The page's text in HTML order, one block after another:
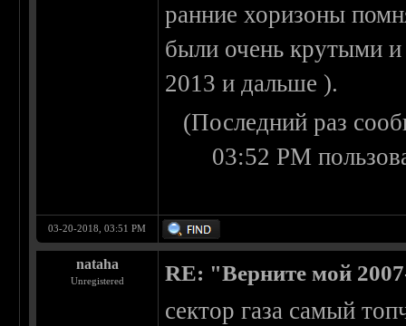
ранние хоризоны
были очень крутыми
2013 и дальше ).
(Последний раз
03:52 PM
03-20-2018, 03:51 PM
nataha
Unregistered RE: "Верните мой
сектор газа самый